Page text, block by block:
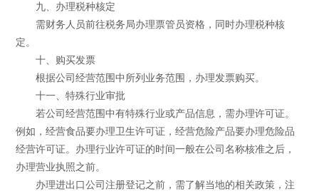
九、办理税种核定
需财务人员前往税务局办理票管员资格，同时办理税种核
定。
十、购买发票
根据公司经营范围中所列业务范围，办理发票购买。
十一、特殊行业审批
若公司经营范围中有特殊行业或产品信息，需办理许可证。
例如，经营食品要办理卫生许可证，经营危险产品要办理危险品
经营许可证。办理行业许可证的时间一般在公司名称核准之后，
办理营业执照之前。
办理进出口公司注册登记之前，需了解当地的相关政策，注